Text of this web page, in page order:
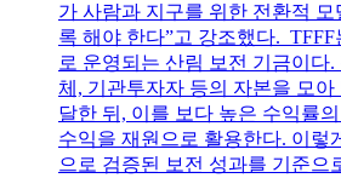
가 사람과 지구를 위한 전환적
록 해야 한다”고 강조했다.
로 운영되는 산림 보전 기금이다
체, 기관투자자 등의 자본을 모
달한 뒤, 이를 보다 높은 수익률
수익을 재원으로 활용한다. 이렇
으로 검증된 보전 성과를 기준으